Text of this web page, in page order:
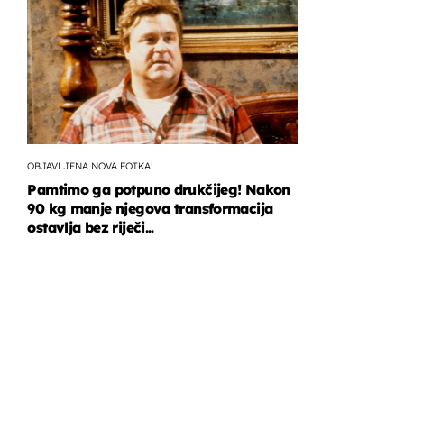
OBJAVLJENA NOVA FOTKA!
Pamtimo ga potpuno drukčijeg! Nakon
90 kg manje njegova transformacija
ostavlja bez riječi...